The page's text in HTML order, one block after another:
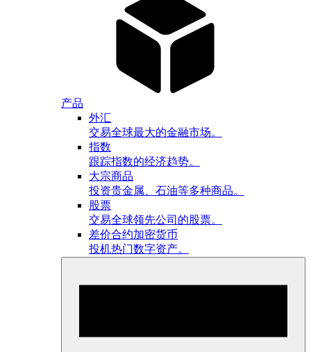
产品
外汇
交易全球最大的金融市场。
指数
跟踪指数的经济趋势。
大宗商品
投资贵金属、石油等多种商品。
股票
交易全球领先公司的股票。
差价合约加密货币
投机热门数字资产。